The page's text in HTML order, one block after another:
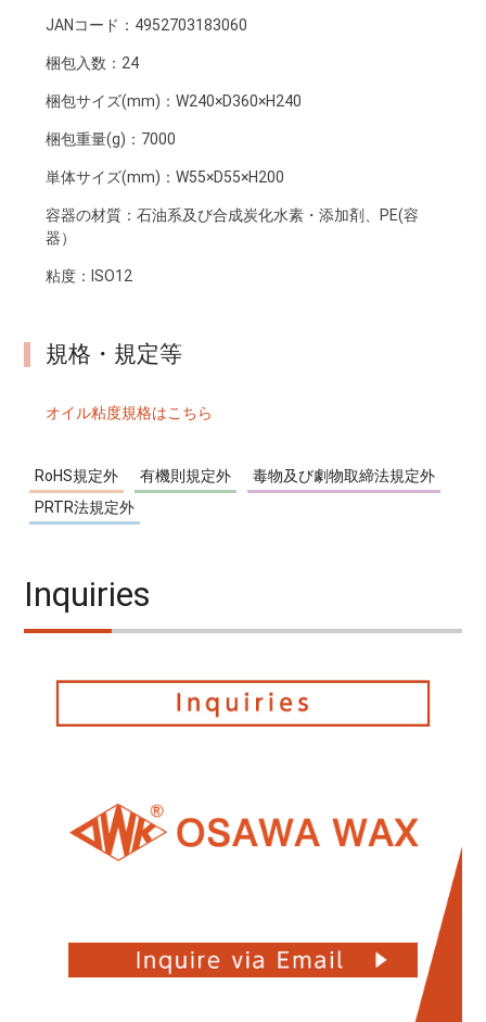
JANコード： 4952703183060
梱包入数： 24
梱包サイズ(mm)：W240×D360×H240
梱包重量(g)： 7000
単体サイズ(mm)：W55×D55×H200
容器の材質：石油系及び合成炭化水素・添加剤、PE(容
器）
粘度：ISO12
規格・規定等
オイル粘度規格はこちら
RoHS規定外 有機則規定外
毒物及び劇物取締法規定外
PRTR法規定外
Inquiries